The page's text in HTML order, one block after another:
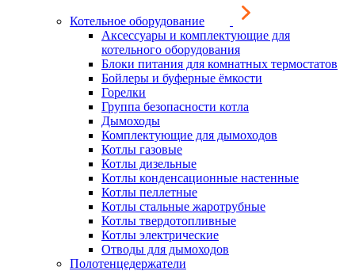
Котельное оборудование
Аксессуары и комплектующие для
котельного оборудования
Блоки питания для комнатных термостатов
Бойлеры и буферные ёмкости
Горелки
Группа безопасности котла
Дымоходы
Комплектующие для дымоходов
Котлы газовые
Котлы дизельные
Котлы конденсационные настенные
Котлы пеллетные
Котлы стальные жаротрубные
Котлы твердотопливные
Котлы электрические
Отводы для дымоходов
Полотенцедержатели